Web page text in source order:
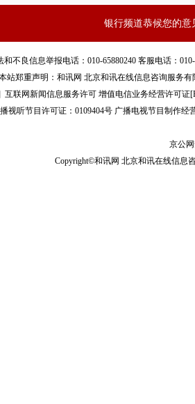
银行频道恭候您的意
和不良信息举报电话：010-65880240 客服电话：
站郑重声明：和讯网 北京和讯在线信息咨询服务
互联网新闻信息服务许可 增值电信业务经营许可证
视听节目许可证：0109404号 广播电视节目制作经
京公网
Copyright©和讯网 北京和讯在线信息